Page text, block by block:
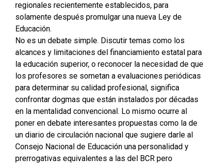
regionales recientemente establecidos, para
solamente después promulgar una nueva Ley de
Educación.
No es un debate simple. Discutir temas como los
alcances y limitaciones del financiamiento estatal para
la educación superior, o reconocer la necesidad de que
los profesores se sometan a evaluaciones periódicas
para determinar su calidad profesional, significa
confrontar dogmas que están instalados por décadas
en la mentalidad convencional. Lo mismo ocurre al
poner en debate interesantes propuestas como la de
un diario de circulación nacional que sugiere darle al
Consejo Nacional de Educación una personalidad y
prerrogativas equivalentes a las del BCR pero